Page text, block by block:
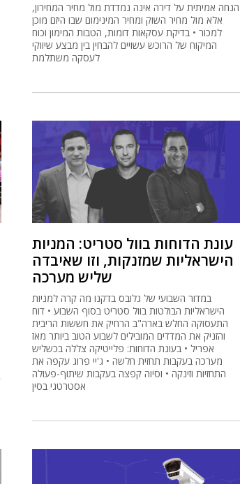
הנחה אמיתית על דירה אינה נמדדת מול מחיר המחירון,
אלא מול מחיר השוק ומחיר המינימום שבו היזם מוכן
למכור • בדיקת עסקאות דומות, הטבות המימון וכוח
המיקוח של הרוכש עשויים להבחין בין מבצע שיווקי
לעסקה משתלמת
עונת הדוחות בוול סטריט: המניות
הישראליות שמזנקות, וזו שאיבדה
שליש מערכה
במדור השבועי של גלובס בדקנו מה קרה למניות
הישראליות הבולטות בוול סטריט בסוף השבוע • דוח
התעסוקה החלש בארה"ב הרחיק את חששות הריבית
והזניק את המדדים המובילים לשבוע הטוב ביותר מאז
אפריל • בעונת הדוחות: פלייטיקה צללה בכשליש
מערכה בעקבות תחזית חלשה • ג'יי פרוג עקפה את
התחזיות וזינקה • וסיוה קפצה בעקבות שיתוף-פעולה
אסטרטגי בסין